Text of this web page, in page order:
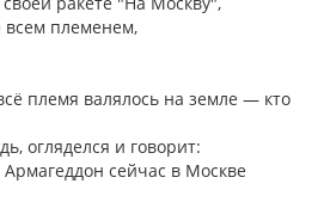
всем племенем,
племя валялось на земле — кто
огляделся и говорит:
сейчас в Москве